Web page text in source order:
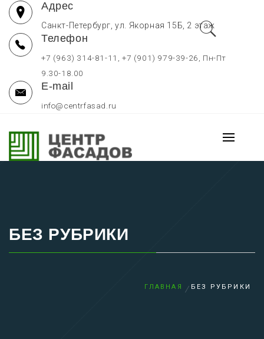
Перейти
содержимому
Адрес
Санкт-Петербург, ул. Якорная 15Б, 2 этаж
Телефон
+7 (963) 314-81-11, +7 (901) 979-39-26, Пн-Пт
9.30-18.00
E-mail
info@centrfasad.ru
ФАСАДЫ И КУХНИ НА ЗАКАЗ
В СПБ, СТОЛЕШНИЦЫ
Основное
меню
БЕЗ РУБРИКИ
ГЛАВНАЯ БЕЗ РУБРИКИ